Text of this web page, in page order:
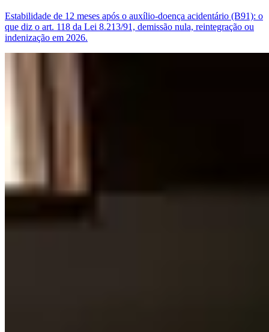
Estabilidade de 12 meses após o auxílio-doença acidentário (B91): o
que diz o art. 118 da Lei 8.213/91, demissão nula, reintegração ou
indenização em 2026.